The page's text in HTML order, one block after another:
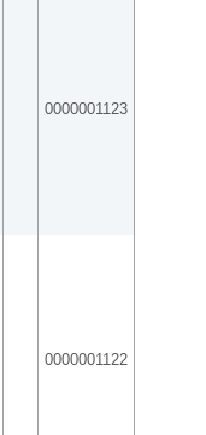
0000001123
0000001122